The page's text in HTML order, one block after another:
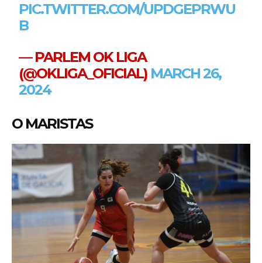
PIC.TWITTER.COM/UPDGEPRWU
B
— PARLEM OK LIGA
(@OKLIGA_OFICIAL) MARCH 26,
2024
O MARISTAS